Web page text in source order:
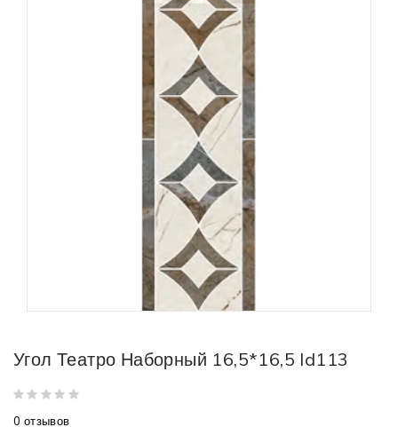
Угол Театро Наборный 16,5*16,5 Id113
0 отзывов